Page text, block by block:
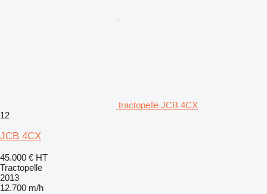
tractopelle JCB 4CX
12
JCB 4CX
45.000 € HT
Tractopelle
2013
12.700 m/h